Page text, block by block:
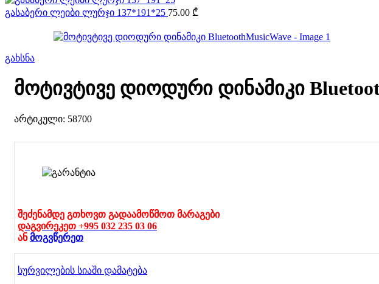
გასაბერი ლეიბი ლურჯი 137*191*25 75.00 ₾
გახსნა
მოტივტივე დიოდური დინამიკი
არტიკული: 58700
შეძენამდე გთხოვთ გადაამოწმოთ მარაგები
დაგვირეკეთ +995 032 235 03 06
ანმოგვწერეთ
სურვილების სიაში დამატება